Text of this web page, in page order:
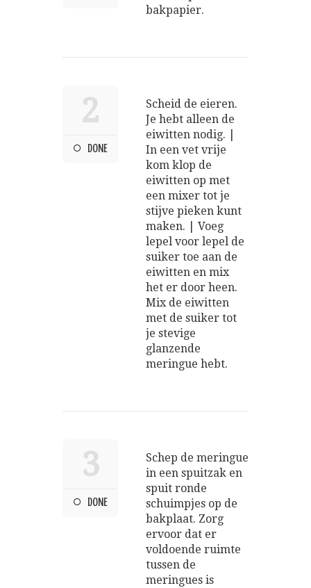
bakpapier.
2
DONE
Scheid de eieren.
Je hebt alleen de
eiwitten nodig. |
In een vet vrije
kom klop de
eiwitten op met
een mixer tot je
stijve pieken kunt
maken. | Voeg
lepel voor lepel de
suiker toe aan de
eiwitten en mix
het er door heen.
Mix de eiwitten
met de suiker tot
je stevige
glanzende
meringue hebt.
3
DONE
Schep de meringue
in een spuitzak en
spuit ronde
schuimpjes op de
bakplaat. Zorg
ervoor dat er
voldoende ruimte
tussen de
meringues is